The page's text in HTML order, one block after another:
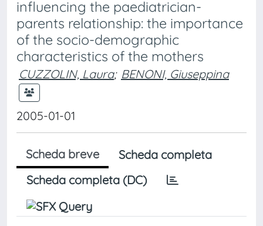
influencing the paediatrician-
parents relationship: the importance
of the socio-demographic
characteristics of the mothers
CUZZOLIN, Laura; BENONI, Giuseppina
2005-01-01
Scheda breve
Scheda completa
Scheda completa (DC)